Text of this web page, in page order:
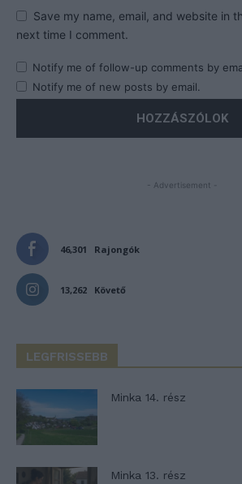
Save my name, email, and website in
next time I comment.
Notify me of follow-up comments by
Notify me of new posts by email.
- Advertisement -
46,301 Rajongók
13,262 Követő
LEGFRISSEBB
Minka 14. rész
Minka 13. rész